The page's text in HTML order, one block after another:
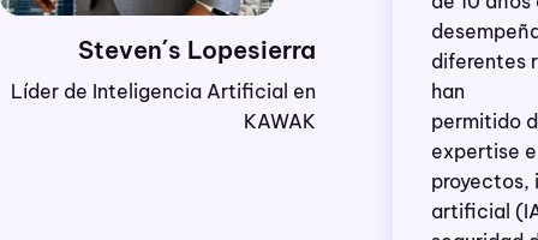
Steven´s Lopesierra
Líder de Inteligencia Artificial en
KAWAK
diferentes
han
permitido
expertise
proyectos,
artificial